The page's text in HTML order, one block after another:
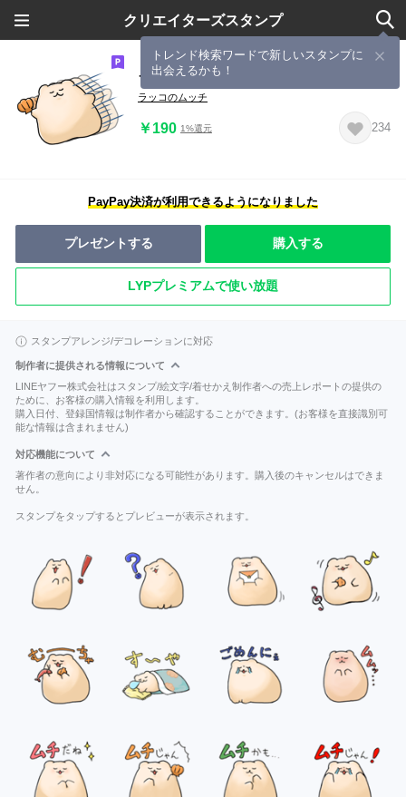
クリエイターズスタンプ
トレンド検索ワードで新しいスタンプに
出会えるかも！
ラッコのムッチ むっちりスタンプ
ラッコのムッチ
￥190 1%還元 234
PayPay決済が利用できるようになりました
プレゼントする 購入する
LYPプレミアムで使い放題
スタンプアレンジ/デコレーションに対応
制作者に提供される情報について
LINEヤフー株式会社はスタンプ/絵文字/着せかえ制作者への売上レポートの提供の
ために、お客様の購入情報を利用します。
購入日付、登録国情報は制作者から確認することができます。(お客様を直接識別可
能な情報は含まれません)
対応機能について
著作者の意向により非対応になる可能性があります。購入後のキャンセルはできま
せん。
スタンプをタップするとプレビューが表示されます。